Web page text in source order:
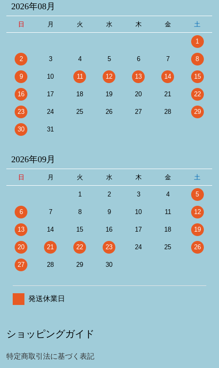
2026年08月
日 月 火 水 木 金 土
1
2 3 4 5 6 7 8
9 10 11 12 13 14 15
16 17 18 19 20 21 22
23 24 25 26 27 28 29
30 31
2026年09月
日 月 火 水 木 金 土
1 2 3 4 5
6 7 8 9 10 11 12
13 14 15 16 17 18 19
20 21 22 23 24 25 26
27 28 29 30
発送休業日
ショッピングガイド
特定商取引法に基づく表記